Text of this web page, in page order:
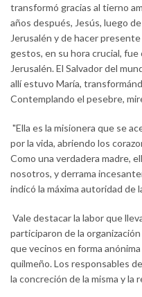
transformó gracias al tierno
años después, Jesús, luego
Jerusalén y de hacer
gestos, en su hora crucial,
Jerusalén. El Salvador del
allí estuvo María,
Contemplando el pesebre,
"Ella es la misionera que se
por la vida, abriendo los
Como una verdadera madre,
nosotros, y derrama
indicó la máxima autoridad de
Vale destacar la labor que
participaron de la
que vecinos en forma
quilmeño. Los responsables
la concreción de la misma y la